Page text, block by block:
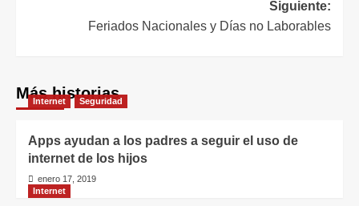
Siguiente:
Feriados Nacionales y Días no Laborables
Más historias
Internet Seguridad
Apps ayudan a los padres a seguir el uso de
internet de los hijos
enero 17, 2019
Internet